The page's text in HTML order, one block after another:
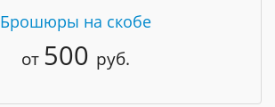
Брошюры на скобе
от 500 руб.